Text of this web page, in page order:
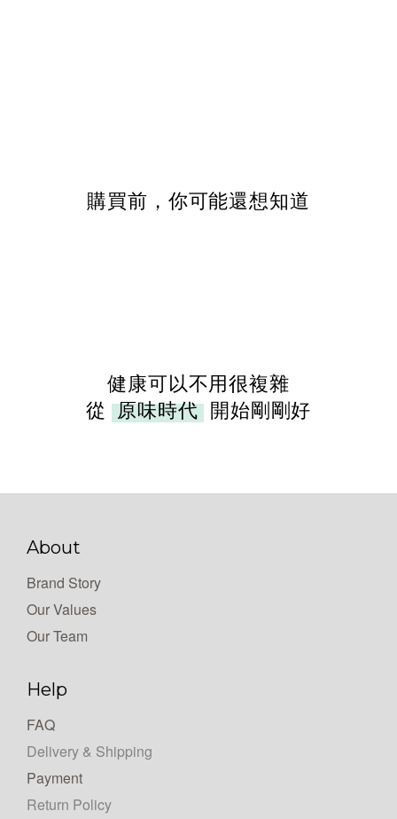
購買前，你可能還想知道
健康可以不用很複雜
從原味時代 開始剛剛好
About
Brand Story
Our Values
Our Team
Help
FAQ
Delivery & Shipping
Payment
Return Policy